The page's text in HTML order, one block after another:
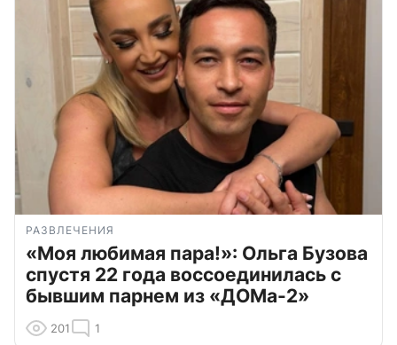
РАЗВЛЕЧЕНИЯ
«Моя любимая пара!»: Ольга Бузова
спустя 22 года воссоединилась с
бывшим парнем из «ДОМа-2»
201 1